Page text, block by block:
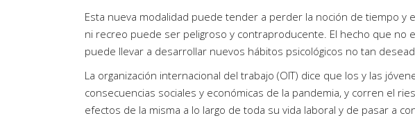
Esta nueva modalidad puede tender a perder la noción de tiempo y
ni recreo puede ser peligroso y contraproducente. El hecho que no
puede llevar a desarrollar nuevos hábitos psicológicos no tan
La organización internacional del trabajo (OIT) dice que los y las
consecuencias sociales y económicas de la pandemia, y corren el
efectos de la misma a lo largo de toda su vida laboral y de pasar a